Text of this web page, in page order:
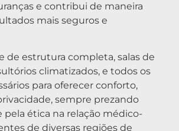
e contribui de maneira
mais seguros e
de estrutura completa, salas de
climatizados, e todos os
para oferecer conforto,
sempre prezando
pela ética na relação médico-
de diversas regiões de